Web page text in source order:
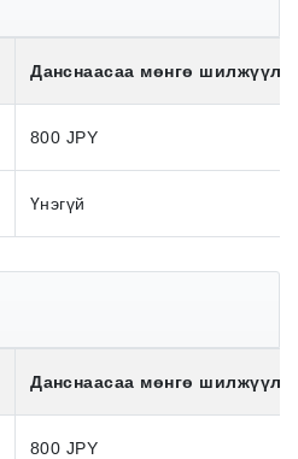
Данснаасаа мөнгө
800 JPY
Үнэгүй
Данснаасаа мөнгө
800 JPY